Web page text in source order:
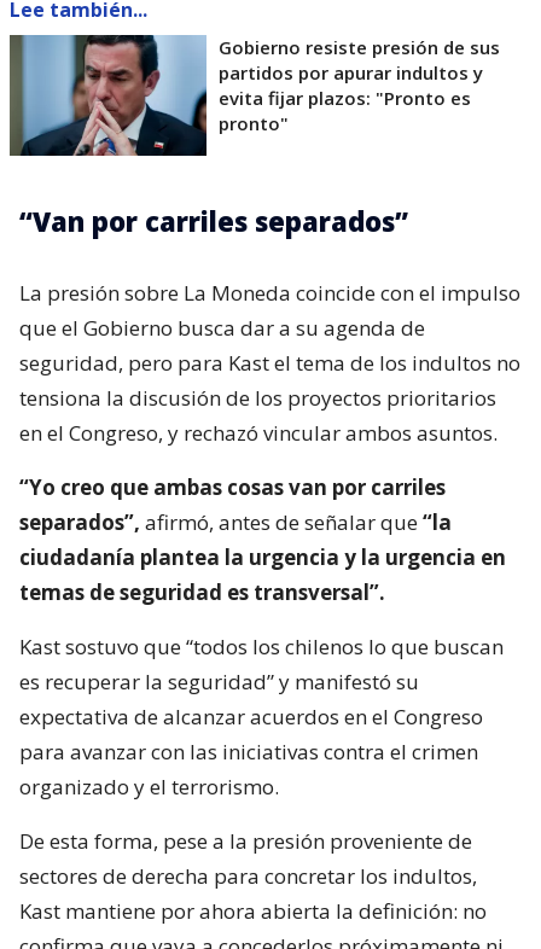
Lee también...
Gobierno resiste presión de sus
partidos por apurar indultos y
evita fijar plazos: "Pronto es
pronto"
“Van por carriles separados”
La presión sobre La Moneda coincide con el impulso
que el Gobierno busca dar a su agenda de
seguridad, pero para Kast el tema de los indultos no
tensiona la discusión de los proyectos prioritarios
en el Congreso, y rechazó vincular ambos asuntos.
“Yo creo que ambas cosas van por carriles
separados”, afirmó, antes de señalar que“la
ciudadanía plantea la urgencia y la urgencia en
temas de seguridad es transversal”.
Kast sostuvo que “todos los chilenos lo que buscan
es recuperar la seguridad” y manifestó su
expectativa de alcanzar acuerdos en el Congreso
para avanzar con las iniciativas contra el crimen
organizado y el terrorismo.
De esta forma, pese a la presión proveniente de
sectores de derecha para concretar los indultos,
Kast mantiene por ahora abierta la definición: no